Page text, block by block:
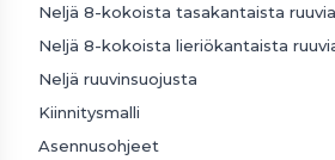
Neljä 8-kokoista tasakantaista ruuvia
Neljä 8-kokoista lieriökantaista
Neljä ruuvinsuojusta
Kiinnitysmalli
Asennusohjeet